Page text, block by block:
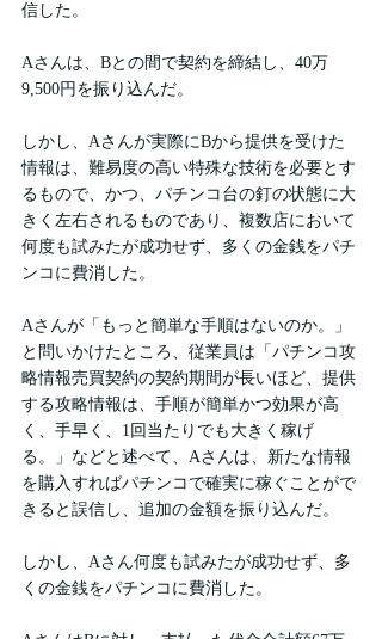
信した。
Aさんは、Bとの間で契約を締結し、40万
9,500円を振り込んだ。
しかし、Aさんが実際にBから提供を受けた
情報は、難易度の高い特殊な技術を必要とす
るもので、かつ、パチンコ台の釘の状態に大
きく左右されるものであり、複数店において
何度も試みたが成功せず、多くの金銭をパチ
ンコに費消した。
Aさんが「もっと簡単な手順はないのか。」
と問いかけたところ、従業員は「パチンコ攻
略情報売買契約の契約期間が長いほど、提供
する攻略情報は、手順が簡単かつ効果が高
く、手早く、1回当たりでも大きく稼げ
る。」などと述べて、Aさんは、新たな情報
を購入すればパチンコで確実に稼ぐことがで
きると誤信し、追加の金額を振り込んだ。
しかし、Aさん何度も試みたが成功せず、多
くの金銭をパチンコに費消した。